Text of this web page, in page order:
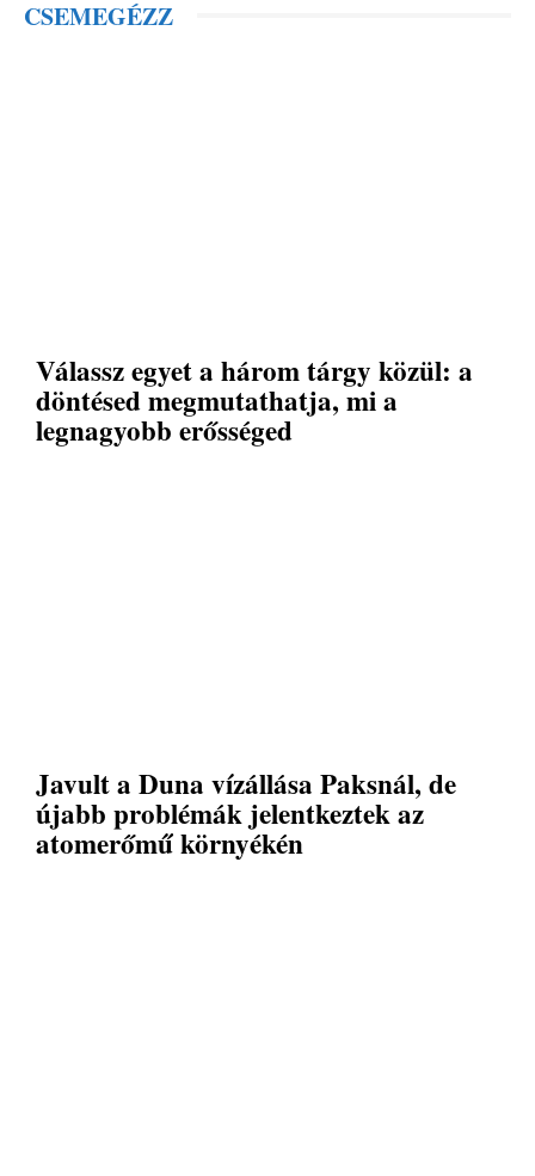
CSEMEGÉZZ
Válassz egyet a három tárgy közül: a
döntésed megmutathatja, mi a
legnagyobb erősséged
Javult a Duna vízállása Paksnál, de
újabb problémák jelentkeztek az
atomerőmű környékén